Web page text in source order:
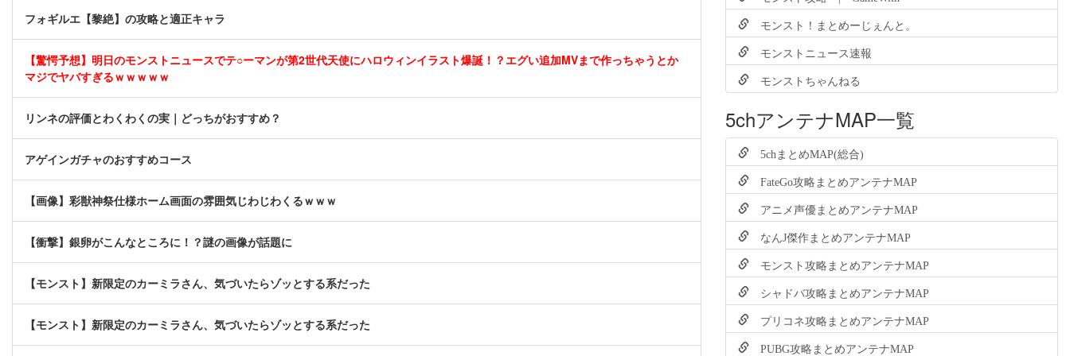
フォギルエ【黎絶】の攻略と適正キャラ
【驚愕予想】明日のモンストニュースでテ○ーマンが第2世代天使にハロウィンイラスト爆誕！？エグい追加MVまで作っちゃうとか
マジでヤバすぎるｗｗｗｗｗ
リンネの評価とわくわくの実｜どっちがおすすめ？
アゲインガチャのおすすめコース
【画像】彩獣神祭仕様ホーム画面の雰囲気じわじわくるｗｗｗ
【衝撃】銀卵がこんなところに！？謎の画像が話題に
【モンスト】新限定のカーミラさん、気づいたらゾッとする系だった
【モンスト】新限定のカーミラさん、気づいたらゾッとする系だった
モンスト！まとめーじぇんと。
モンストニュース速報
モンストちゃんねる
5chアンテナMAP一覧
5chまとめMAP(総合)
FateGo攻略まとめアンテナMAP
アニメ声優まとめアンテナMAP
なんJ傑作まとめアンテナMAP
モンスト攻略まとめアンテナMAP
シャドバ攻略まとめアンテナMAP
プリコネ攻略まとめアンテナMAP
PUBG攻略まとめアンテナMAP